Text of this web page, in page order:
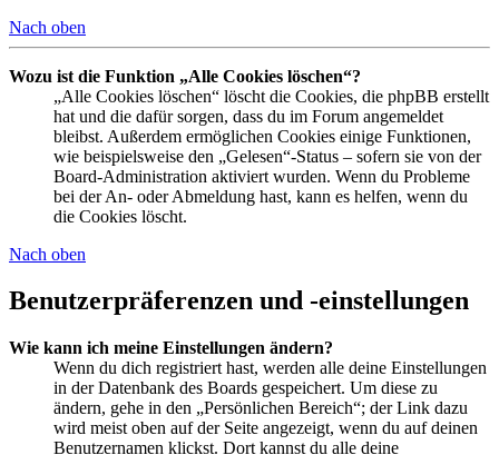
Nach oben
Wozu ist die Funktion „Alle Cookies löschen“?
„Alle Cookies löschen“ löscht die Cookies, die phpBB erstellt
hat und die dafür sorgen, dass du im Forum angemeldet
bleibst. Außerdem ermöglichen Cookies einige Funktionen,
wie beispielsweise den „Gelesen“-Status – sofern sie von der
Board-Administration aktiviert wurden. Wenn du Probleme
bei der An- oder Abmeldung hast, kann es helfen, wenn du
die Cookies löscht.
Nach oben
Benutzerpräferenzen und -einstellungen
Wie kann ich meine Einstellungen ändern?
Wenn du dich registriert hast, werden alle deine Einstellungen
in der Datenbank des Boards gespeichert. Um diese zu
ändern, gehe in den „Persönlichen Bereich“; der Link dazu
wird meist oben auf der Seite angezeigt, wenn du auf deinen
Benutzernamen klickst. Dort kannst du alle deine